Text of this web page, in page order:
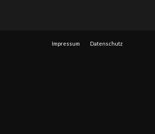
Impressum Datenschutz